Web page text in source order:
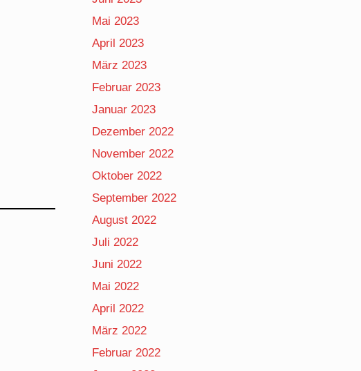
Mai 2023
April 2023
März 2023
Februar 2023
Januar 2023
Dezember 2022
November 2022
Oktober 2022
September 2022
August 2022
Juli 2022
Juni 2022
Mai 2022
April 2022
März 2022
Februar 2022